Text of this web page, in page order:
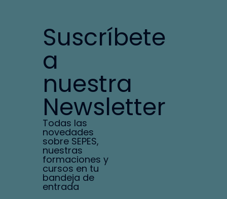
Suscríbete
a
nuestra
Newsletter
Todas las
novedades
sobre SEPES,
nuestras
formaciones y
cursos en tu
bandeja de
entrada